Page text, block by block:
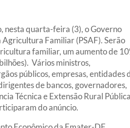
nesta quarta-feira (3), o Governo
Agricultura Familiar (PSAF). Serão
familiar, um aumento de
Vários ministros,
públicos, empresas, entidades
de bancos, governadores,
Técnica e Extensão Rural
do anúncio.